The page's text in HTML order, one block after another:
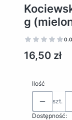
g
Cena
16,50 zł
Ilość
szt.
Dostępność: